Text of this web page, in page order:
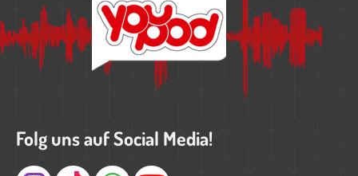
Folg uns auf Social Media!